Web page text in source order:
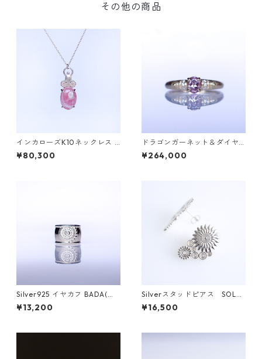
その他の商品
インカローズK10ネックレス V
AIROCANA(ヴァイロチャナ）
[V011]
¥80,300
ドラゴンガーネット＆ダイヤK
18リング FATA(ファタ）[F01
5]
¥264,000
Silver925 イヤカフ BADA(バ
ダ)
¥13,200
Silverスタッドピアス SOL
（ソル）
¥16,500